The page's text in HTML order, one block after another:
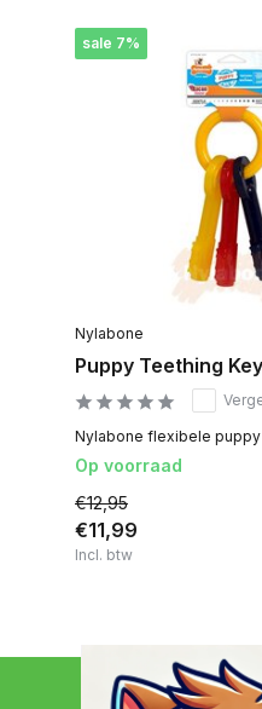
sale 7%
Nylabone
Puppy Teething
Nylabone flexibele puppy
Op voorraad
€12,95
€11,99
Incl. btw